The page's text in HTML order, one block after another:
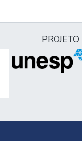
PROJETO